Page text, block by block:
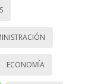
ECONOMÍA